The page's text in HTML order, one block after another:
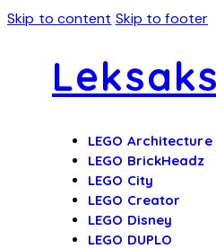
Skip to content Skip to footer
LEGO Architecture
LEGO BrickHeadz
LEGO City
LEGO Creator
LEGO Disney
LEGO DUPLO